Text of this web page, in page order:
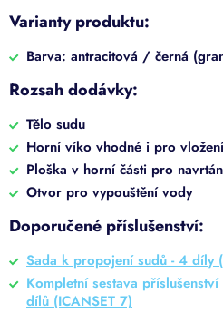
Varianty produktu:
Barva: antracitová / černá
Rozsah dodávky:
Tělo sudu
Horní víko vhodné i pro
Ploška v horní části pro
Otvor pro vypouštění vody
Doporučené příslušenství:
Sada k propojení sudů - 4 díly
Kompletní sestava
dílů (ICANSET 7)